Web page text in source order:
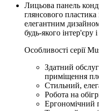
Лицьова панель
глянсового пластика
елегантним
будь-якого інтер'єру
Особливості серії
Здатний
приміщення
Стильний,
Робота на
Ергономічний